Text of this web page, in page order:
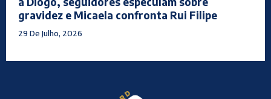
gravidez e Micaela confronta Rui Filipe
29 De Julho, 2026